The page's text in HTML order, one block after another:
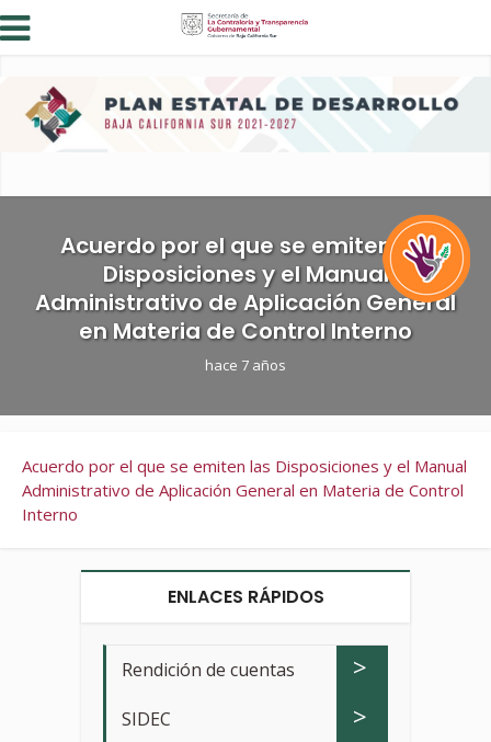
Acuerdo por el que se emiten las
Disposiciones y el Manual
Administrativo de Aplicación General
en Materia de Control Interno
hace 7 años
Acuerdo por el que se emiten las Disposiciones y el Manual
Administrativo de Aplicación General en Materia de Control
Interno
ENLACES RÁPIDOS
Rendición de cuentas >
SIDEC >